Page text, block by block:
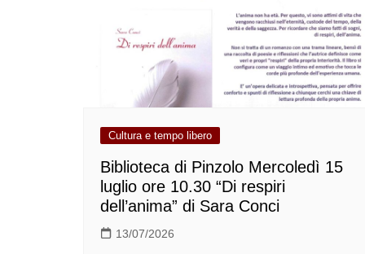
Cultura e tempo libero
Biblioteca di Pinzolo Mercoledì 15
luglio ore 10.30 “Di respiri
dell’anima” di Sara Conci
13/07/2026